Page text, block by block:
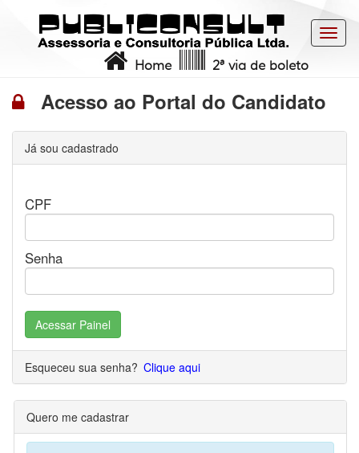
2ª via de boleto
Home
Acesso ao Portal do Candidato
Já sou cadastrado
CPF
Senha
Acessar Painel
Esqueceu sua senha? Clique aqui
Quero me cadastrar